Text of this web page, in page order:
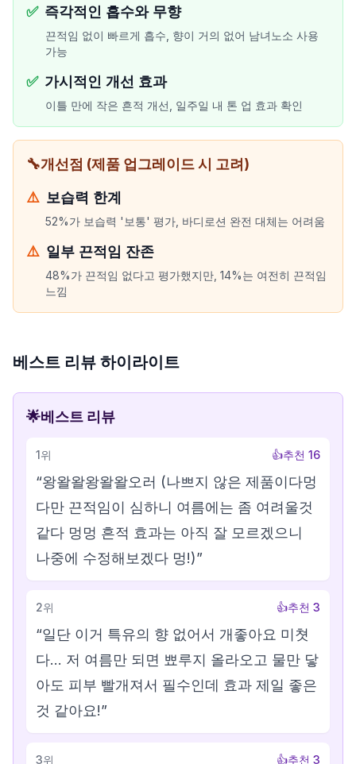
✅ 즉각적인 흡수와 무향
끈적임 없이 빠르게 흡수, 향이 거의 없어 남녀노소 사용
가능
✅ 가시적인 개선 효과
이틀 만에 작은 흔적 개선, 일주일 내 톤 업 효과 확인
🔧개선점 (제품 업그레이드 시 고려)
⚠️ 보습력 한계
52%가 보습력 '보통' 평가, 바디로션 완전 대체는 어려움
⚠️ 일부 끈적임 잔존
48%가 끈적임 없다고 평가했지만, 14%는 여전히 끈적임
느낌
베스트 리뷰 하이라이트
🌟베스트 리뷰
1위 👍추천 16
“왕왈왈왕왈왈오러 (나쁘지 않은 제품이다멍
다만 끈적임이 심하니 여름에는 좀 여려울것
같다 멍멍 흔적 효과는 아직 잘 모르겠으니
나중에 수정해보겠다 멍!)”
2위 👍추천 3
“일단 이거 특유의 향 없어서 개좋아요 미쳣
다... 저 여름만 되면 뾰루지 올라오고 물만 닿
아도 피부 빨개져서 필수인데 효과 제일 좋은
것 같아요!”
3위 👍추천 3